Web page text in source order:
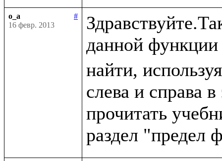
o_a
#
16 февр. 2013
данной
найти,
слева и справа
прочитать